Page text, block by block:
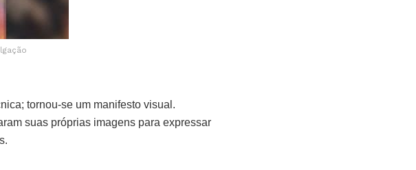
tornou-se um manifesto visual.
suas próprias imagens para expressar